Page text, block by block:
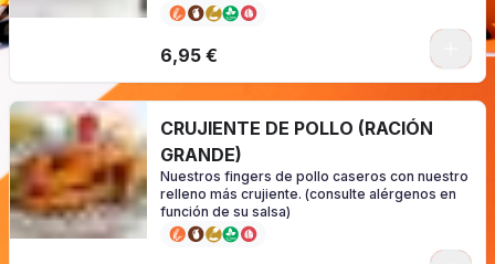
6,95 €
CRUJIENTE DE POLLO (RACIÓN
GRANDE)
Nuestros fingers de pollo caseros con nuestro
relleno más crujiente. (consulte alérgenos en
función de su salsa)